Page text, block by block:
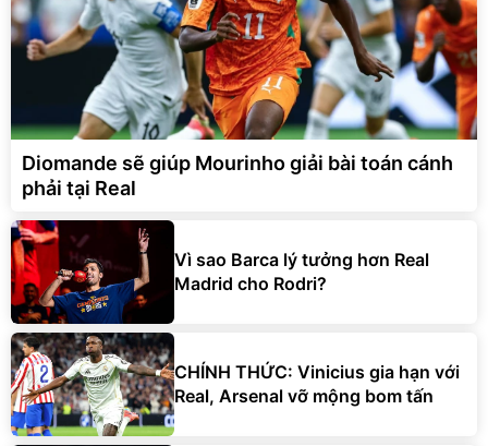
Diomande sẽ giúp Mourinho giải bài toán cánh
phải tại Real
Vì sao Barca lý tưởng hơn Real
Madrid cho Rodri?
CHÍNH THỨC: Vinicius gia hạn với
Real, Arsenal vỡ mộng bom tấn